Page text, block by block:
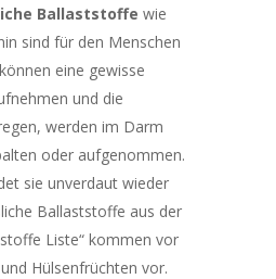
Ballaststoffe wie
sind für den Menschen
eine gewisse
und die
werden im Darm
oder aufgenommen.
sie unverdaut wieder
Ballaststoffe aus der
Liste“ kommen vor
Hülsenfrüchten vor.